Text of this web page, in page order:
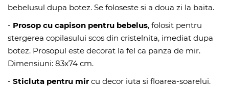
bebelusul dupa botez. Se foloseste si a doua zi la baita.
- Prosop cu capison pentru bebelus, folosit pentru
stergerea copilasului scos din cristelnita, imediat dupa
botez. Prosopul este decorat la fel ca panza de mir.
Dimensiuni: 83x74 cm.
- Sticluta pentru mir cu decor iuta si floarea-soarelui.